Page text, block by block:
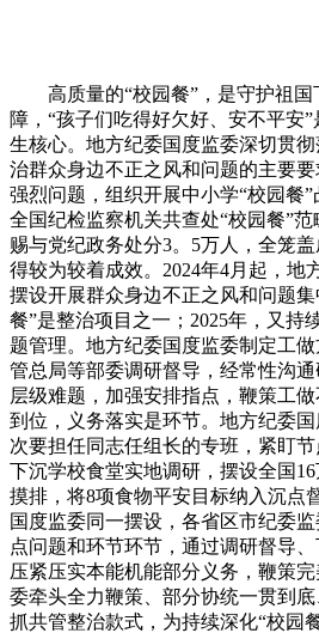
高质量的“校园餐”，是守护祖国
障，“孩子们吃得好欠好、安不平安
生核心。地方纪委国度监委深切贯
治群众身边不正之风和问题的主要
强烈问题，组织开展中小学“校园餐”
全国纪检监察机关共查处“校园餐”范
赐与党纪政务处分3。5万人，全笼
得较为较着成效。2024年4月起，地
摆设开展群众身边不正之风和问题
餐”是整治项目之一；2025年，又持
题管理。地方纪委国度监委制定工
管总局等部委调研督导，经常性沟
层级难题，加强安排指点，鞭策工
到位，义务落实是环节。地方纪委
次要担任同志任组长的专班，紧盯
下沉学校食堂实地调研，摆设全国
摸排，将8项食物平安目标纳入沉点
国度监委同一摆设，各省区市纪委
点问题和环节环节，通过调研督导
压紧压实本能机能部分义务，鞭策
委牵头全力鞭策、部分协统一贯到
抓共管整治款式，为持续深化“校园